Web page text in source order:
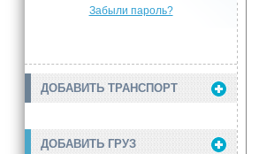
Забыли пароль?
ДОБАВИТЬ ТРАНСПОРТ
ДОБАВИТЬ ГРУЗ